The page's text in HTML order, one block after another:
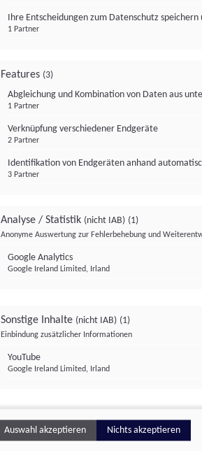
Ihre Entscheidungen zum Datenschutz
1 Partner
Features (3)
Abgleichung und Kombination von Daten aus
1 Partner
Verknüpfung verschiedener Endgeräte
2 Partner
Identifikation von Endgeräten anhand
3 Partner
Analyse / Statistik (nicht IAB) (1)
Anonyme Auswertung zur Fehlerbehebung und
Google Analytics
Google Ireland Limited, Irland
Sonstige Inhalte (nicht IAB) (1)
Einbindung zusätzlicher Informationen
YouTube
Google Ireland Limited, Irland
Auswahl akzeptieren Nichts akzeptieren